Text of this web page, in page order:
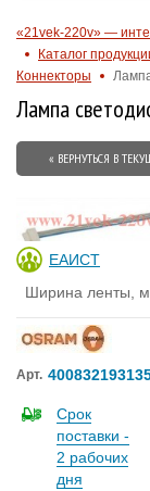
«21vek-220v» —
Каталог
Коннекторы
Лампа
« ВЕРНУТЬСЯ В
ЕАИСТ
Ширина ленты,
Арт.
Срок
поставки -
2 рабочих
дня